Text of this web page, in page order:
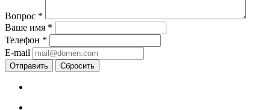
Вопрос *
Ваше имя *
Телефон *
E-mail
Сбросить